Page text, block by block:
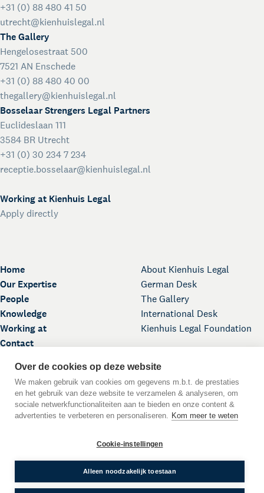
Language:DEENNL
Home
Our Expertise
People
Knowledge
Working at
Contact
About Kienhuis Legal
German Desk
The Gallery
International Desk
Kienhuis Legal Foundation
+31 (0) 88 480 41 50
utrecht@kienhuislegal.nl
The Gallery
Hengelosestraat 500
7521 AN Enschede
+31 (0) 88 480 40 00
thegallery@kienhuislegal.nl
Bosselaar Strengers Legal Partners
Euclideslaan 111
3584 BR Utrecht
+31 (0) 30 234 7 234
receptie.bosselaar@kienhuislegal.nl
Working at Kienhuis Legal
Apply directly
WWFTTerms and ConditionsPrivacy Statement
Over de cookies op deze website
We maken gebruik van cookies om gegevens m.b.t. de prestaties
en het gebruik van deze website te verzamelen & analyseren, om
sociale netwerkfunctionaliteiten aan te bieden en onze content &
advertenties te verbeteren en personaliseren. Kom meer te weten
Cookie-instellingen
Alleen noodzakelijk toestaan